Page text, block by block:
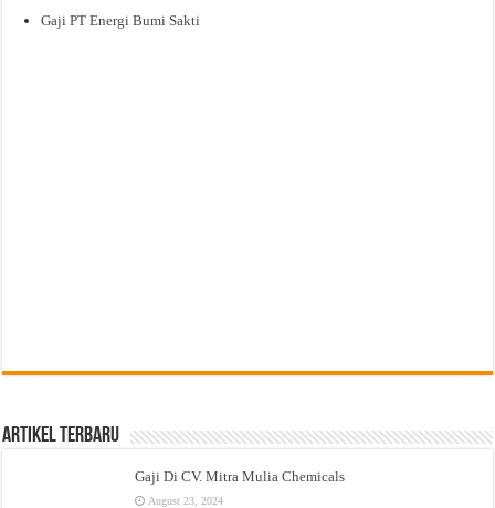
Gaji PT Energi Bumi Sakti
Artikel Terbaru
Gaji Di CV. Mitra Mulia Chemicals
August 23, 2024